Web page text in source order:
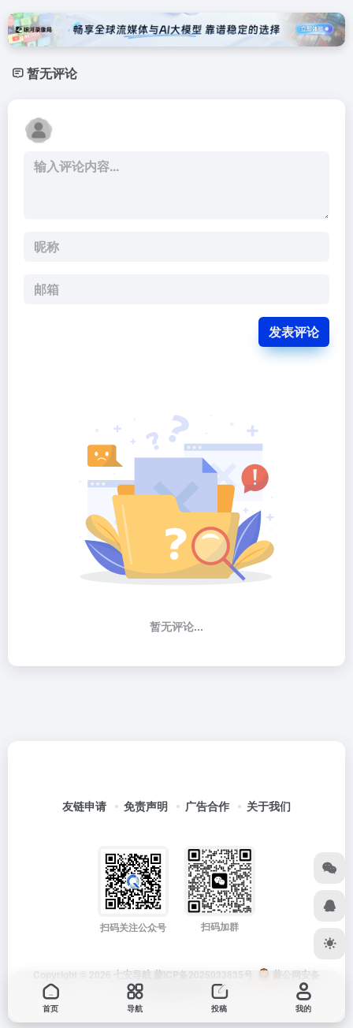
暂无评论
发表评论
暂无评论...
友链申请 免责声明 广告合作 关于我们
扫码关注公众号 扫码加群
Copyright © 2026 七安导航 蒙ICP备2025033835号
蒙公网安备
15012202000171号
首页 导航 投稿 我的